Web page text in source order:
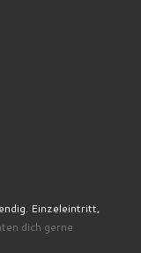
Einzeleintritt,
dich gerne